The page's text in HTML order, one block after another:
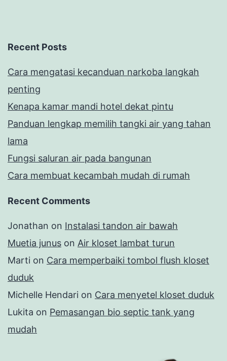
Recent Posts
Cara mengatasi kecanduan narkoba langkah
penting
Kenapa kamar mandi hotel dekat pintu
Panduan lengkap memilih tangki air yang tahan
lama
Fungsi saluran air pada bangunan
Cara membuat kecambah mudah di rumah
Recent Comments
Jonathan on Instalasi tandon air bawah
Muetia junus on Air kloset lambat turun
Marti on Cara memperbaiki tombol flush kloset
duduk
Michelle Hendari on Cara menyetel kloset duduk
Lukita on Pemasangan bio septic tank yang
mudah